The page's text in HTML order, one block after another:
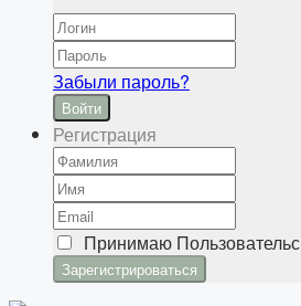
Забыли пароль?
Войти
Регистрация
Принимаю